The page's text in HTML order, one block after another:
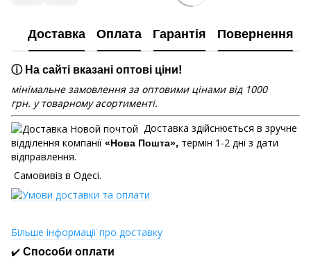
Доставка Оплата Гарантія Повернення
ⓘ На сайті вказані оптові ціни!
мінімальне замовлення за оптовими цінами від 1000
грн. у товарному асортименті.
Доставка здійснюється в зручне
відділення компанії «Нова Пошта», термін 1-2 дні з дати
відправлення.
Самовивіз в Одесі.
Більше інформації про доставку
✔️ Способи оплати